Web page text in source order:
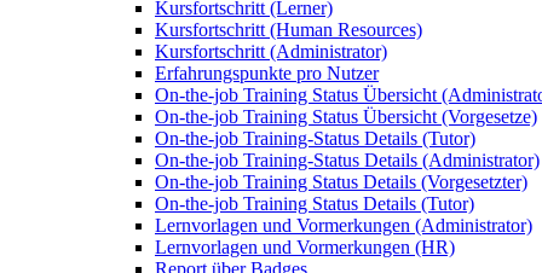
Kursfortschritt (Lerner)
Kursfortschritt (Human Resources)
Kursfortschritt (Administrator)
Erfahrungspunkte pro Nutzer
On-the-job Training Status Übersicht
On-the-job Training Status Übersicht (Vorgesetze)
On-the-job Training-Status Details (Tutor)
On-the-job Training-Status Details (Administrator)
On-the-job Training Status Details (Vorgesetzter)
On-the-job Training Status Details (Tutor)
Lernvorlagen und Vormerkungen (Administrator)
Lernvorlagen und Vormerkungen (HR)
Report über Badges